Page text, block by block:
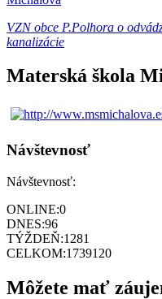
VZN obce P.Polhora o
kanalizácie
Materská škola
Návštevnosť
Návštevnosť:
ONLINE:0
DNES:96
TÝŽDEŇ:1281
CELKOM:1739120
Môžete mať